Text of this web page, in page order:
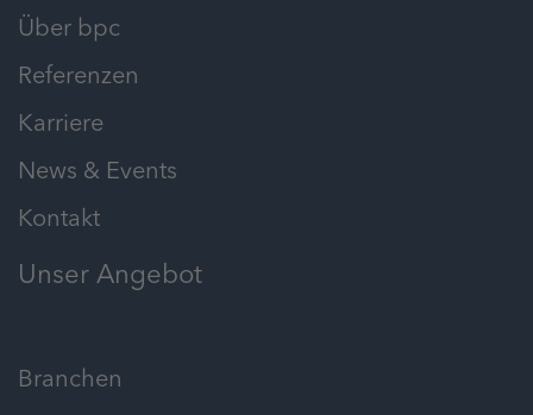
Über bpc
Referenzen
Karriere
News & Events
Kontakt
Unser Angebot
Branchen